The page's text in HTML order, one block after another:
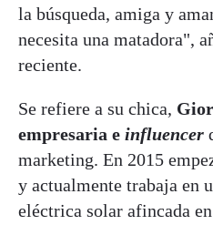
la búsqueda, amiga y
necesita una matadora",
reciente.
Se refiere a su chica,
empresaria e influencer
marketing. En 2015
y actualmente trabaja en
eléctrica solar afincada